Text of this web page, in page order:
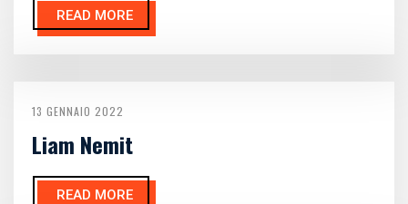
READ MORE
13 GENNAIO 2022
Liam Nemit
READ MORE